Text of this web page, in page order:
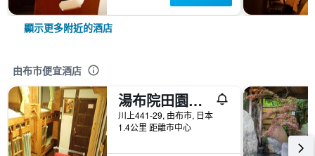
顯示更多附近的酒店
由布市便宜酒店
湯布院田園路青年旅舍
川上441-29, 由布市, 日本
1.4公里 距離市中心